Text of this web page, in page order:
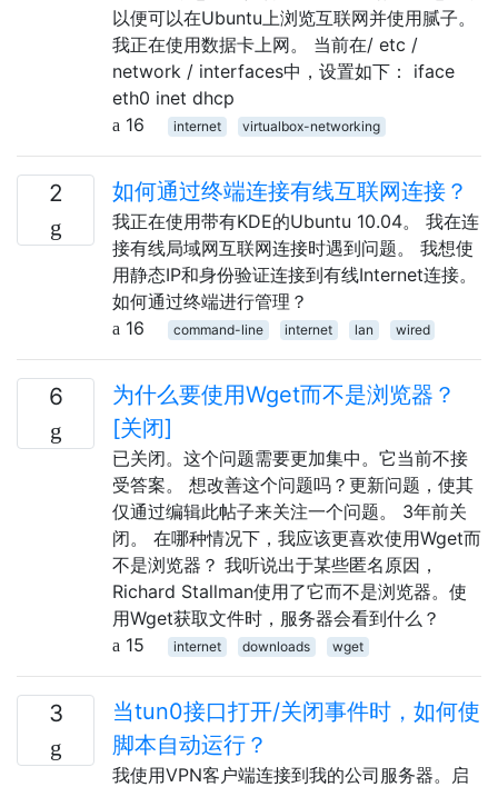
以便可以在Ubuntu上浏览互联网并使用腻子。
我正在使用数据卡上网。 当前在/ etc /
network / interfaces中，设置如下： iface
eth0 inet dhcp
16
internet virtualbox-networking
2 如何通过终端连接有线互联网连接？
我正在使用带有KDE的Ubuntu 10.04。 我在连
接有线局域网互联网连接时遇到问题。 我想使
用静态IP和身份验证连接到有线Internet连接。
如何通过终端进行管理？
16
command-line internet lan wired
6
为什么要使用Wget而不是浏览器？
[关闭]
已关闭。这个问题需要更加集中。它当前不接
受答案。 想改善这个问题吗？更新问题，使其
仅通过编辑此帖子来关注一个问题。 3年前关
闭。 在哪种情况下，我应该更喜欢使用Wget而
不是浏览器？ 我听说出于某些匿名原因，
Richard Stallman使用了它而不是浏览器。使
用Wget获取文件时，服务器会看到什么？
15
internet downloads wget
3
当tun0接口打开/关闭事件时，如何使
脚本自动运行？
我使用VPN客户端连接到我的公司服务器。启